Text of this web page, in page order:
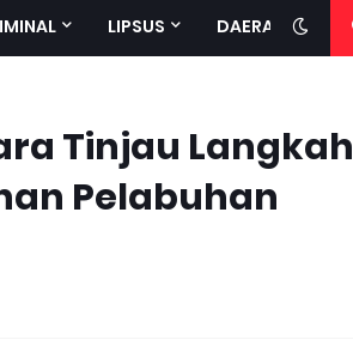
LIPSUS DAERAH
Tinjau Langkah
Pelabuhan